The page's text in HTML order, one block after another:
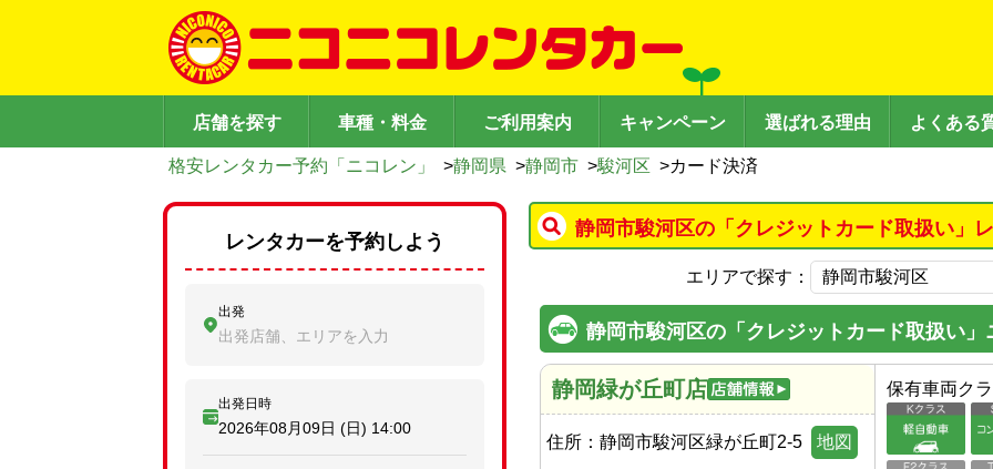
店舗を探す 車種・料金 ご利用案内 キャンペーン 選ばれる理由 よくある
格安レンタカー予約「ニコレン」 >静岡県 >静岡市 >駿河区 >カード決済
静岡市駿河区の「クレジットカード取扱い」
エリアで探す：
静岡市駿河区の「クレジットカード取扱い
静岡緑が丘町店
住所： 静岡市駿河区緑が丘町2-5 地図
保有車両ク
レンタカーを予約しよう
出発
出発店舗、エリアを入力
出発日時
2026年08月09日 (日) 14:00